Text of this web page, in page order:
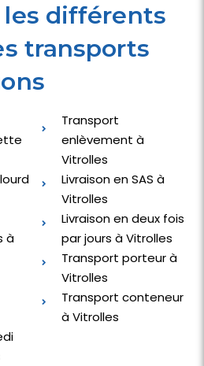
les différents
transports
à
Transport
enlèvement à
Vitrolles
Livraison en SAS à
Vitrolles
Livraison en deux fois
par jours à Vitrolles
Transport porteur à
Vitrolles
Transport conteneur
à Vitrolles